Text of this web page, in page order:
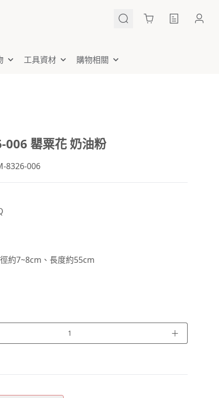
Cart
工具資材 購物相關
006 罌粟花 奶油粉
8326-006
約7~8cm、長度約55cm
＋